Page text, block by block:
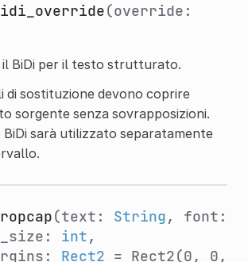
(override:
il BiDi per il testo strutturato.
di sostituzione devono coprire
sorgente senza sovrapposizioni.
sarà utilizzato separatamente
(text: String, font:
int,
Rect2 = Rect2(0, 0,